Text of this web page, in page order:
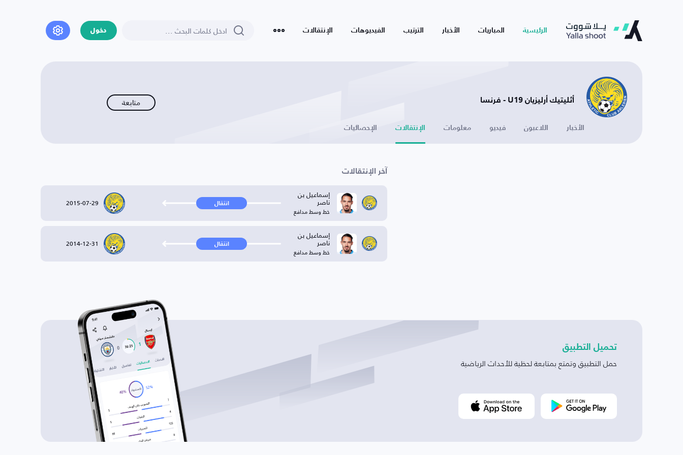
الرئيسية المباريات الأخبار الترتيب الفيديوهات الإنتقالات دخول
أثليتيك أرليزيان U19 - فرنسا متابعة
الأخبار اللاعبون فيديو معلومات الإنتقالات الإحصائيات
آخر الإنتقالات
إسماعيل بن
ناصر
خط وسط مدافع
انتقال 2015-07-29
إسماعيل بن
ناصر
خط وسط مدافع
انتقال 2014-12-31
تحميل التطبيق
حمل التطبيق وتمتع بمتابعة لحظية للأحداث الرياضية